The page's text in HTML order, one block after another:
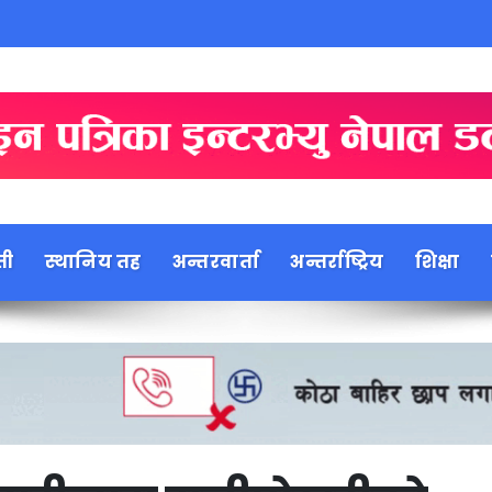
स्थानिय तह अन्तरवार्ता अन्तर्राष्ट्रिय शिक्षा